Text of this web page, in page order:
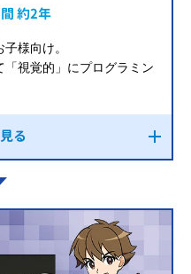
約2年
様向け。
視覚的」にプログラミン
る